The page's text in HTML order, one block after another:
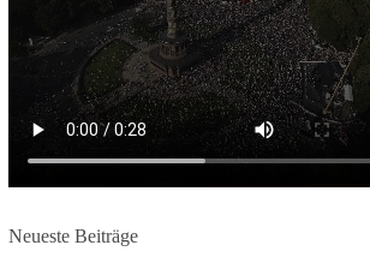
si=2b_C6GgNY9EB-rXw
🟩🟩🟦🟦🟥🟥🟧🟧
❤️ Wir freuen uns über deine Unterstützung:
https://diebasis.de/spenden/
#dieBasis #frieden #russandistnichtunserFeind
Neueste Beiträge